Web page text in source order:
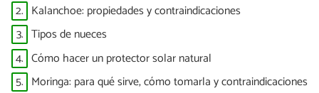
2. Kalanchoe: propiedades y contraindicaciones
3. Tipos de nueces
4. Cómo hacer un protector solar natural
5. Moringa: para qué sirve, cómo tomarla y contraindicaciones